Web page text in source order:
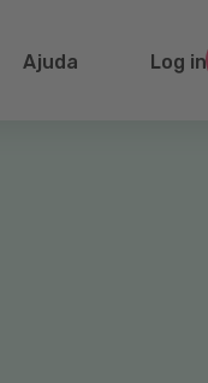
Ajuda Log in